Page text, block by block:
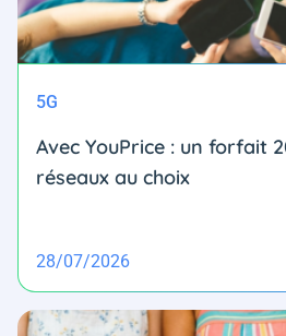
5G
Avec YouPrice : un forfait
réseaux au choix
28/07/2026